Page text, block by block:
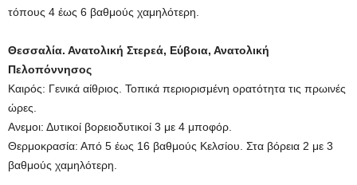
τόπους 4 έως 6 βαθμούς χαμηλότερη.
Θεσσαλία. Ανατολική Στερεά, Εύβοια, Ανατολική
Πελοπόννησος
Καιρός: Γενικά αίθριος. Τοπικά περιορισμένη ορατότητα τις πρωινές
ώρες.
Ανεμοι: Δυτικοί βορειοδυτικοί 3 με 4 μποφόρ.
Θερμοκρασία: Από 5 έως 16 βαθμούς Κελσίου. Στα βόρεια 2 με 3
βαθμούς χαμηλότερη.